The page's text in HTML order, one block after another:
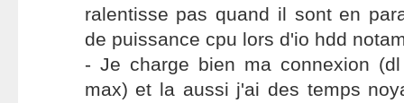
ralentisse pas quand il sont en
de puissance cpu lors d'io hdd
- Je charge bien ma connexion
max) et la aussi j'ai des temps